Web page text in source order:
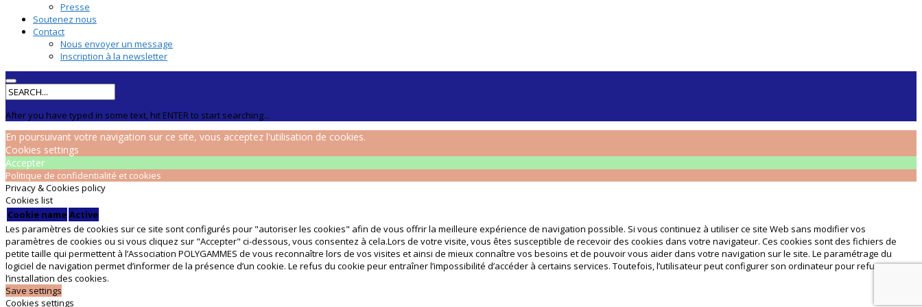
Presse
Soutenez nous
Contact
Nous envoyer un message
Inscription à la newsletter
After you have typed in some text, hit ENTER to start searching...
En poursuivant votre navigation sur ce site, vous acceptez l'utilisation de cookies.
Cookies settings
Accepter
Politique de confidentialité et cookies
Privacy & Cookies policy
Cookies list
Cookie name Active
Les paramètres de cookies sur ce site sont configurés pour "autoriser les cookies" afin de vous offrir la meilleure expérience de navigation possible. Si vous continuez à utiliser ce site Web sans modifier vos
paramètres de cookies ou si vous cliquez sur "Accepter" ci-dessous, vous consentez à cela.Lors de votre visite, vous êtes susceptible de recevoir des cookies dans votre navigateur. Ces cookies sont des fichiers de
petite taille qui permettent à l’Association POLYGAMMES de vous reconnaître lors de vos visites et ainsi de mieux connaître vos besoins et de pouvoir vous aider dans votre navigation sur le site. Le paramétrage du
logiciel de navigation permet d’informer de la présence d’un cookie. Le refus du cookie peur entraîner l’impossibilité d’accéder à certains services. Toutefois, l’utilisateur peut configurer son ordinateur pour refuser
l’installation des cookies.
Save settings
Cookies settings